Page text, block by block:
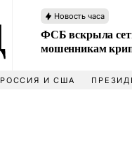
Новость часа
ФСБ вскрыла
мошенникам
РОССИЯ И США